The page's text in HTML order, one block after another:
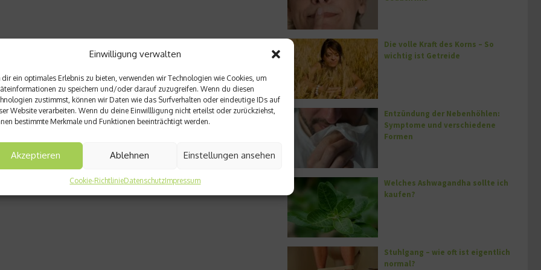
Einwilligung verwalten
dir ein optimales Erlebnis zu bieten, verwenden wir Technologien wie Cookies, um
zu speichern und/oder darauf zuzugreifen. Wenn du diesen
zustimmst, können wir Daten wie das Surfverhalten oder eindeutige IDs auf
Website verarbeiten. Wenn du deine Einwillligung nicht erteilst oder zurückziehst,
bestimmte Merkmale und Funktionen beeinträchtigt werden.
Akzeptieren Ablehnen Einstellungen ansehen
Cookie-RichtlinieDatenschutzImpressum
Die volle Kraft des Korns – So
wichtig ist Getreide
Entzündung der Nebenhöhlen:
Symptome und verschiedene
Formen
Welches Ashwagandha sollte ich
kaufen?
Stuhlgang – wie oft ist eigentlich
normal?